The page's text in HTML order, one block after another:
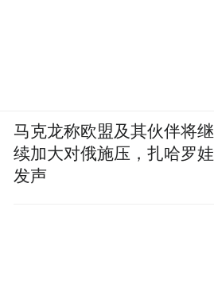
马克龙称欧盟及其伙伴将继
续加大对俄施压，扎哈罗娃
发声